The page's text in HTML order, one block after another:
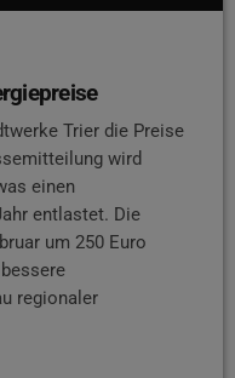
Trier die Preise
wird
einen
entlastet. Die
um 250 Euro
regionaler